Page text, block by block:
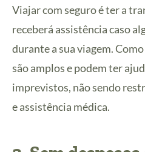
Viajar com seguro é ter a
receberá assistência caso
durante a sua viagem.
são amplos e podem ter
imprevistos, não sendo
e assistência médica.